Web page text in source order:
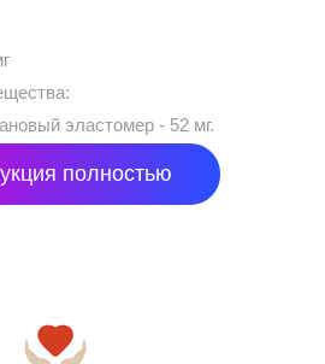
эластомер - 52 мг.
полностью